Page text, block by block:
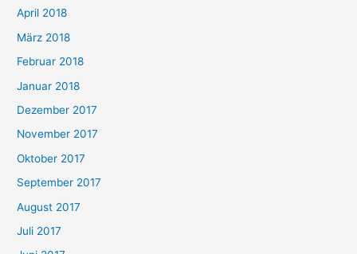
April 2018
März 2018
Februar 2018
Januar 2018
Dezember 2017
November 2017
Oktober 2017
September 2017
August 2017
Juli 2017